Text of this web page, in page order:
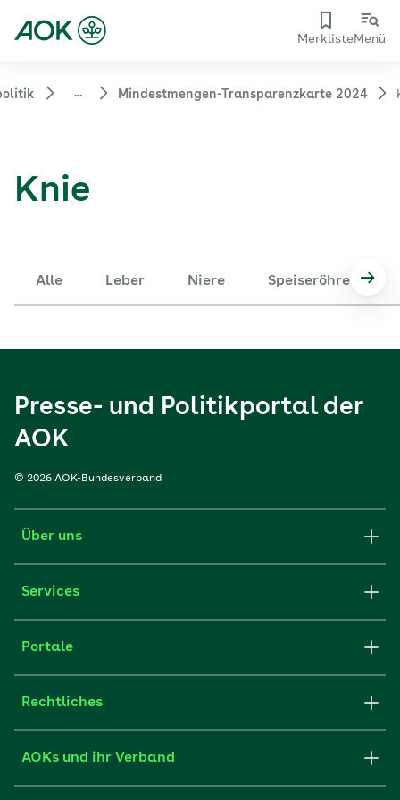
MerklisteMenü
... Mindestmengen-Transparenzkarte 2024
Knie
Alle Leber Niere Speiseröhre
Presse- und Politikportal der
AOK
© 2026 AOK-Bundesverband
Über uns
Services
Portale
Rechtliches
AOKs und ihr Verband